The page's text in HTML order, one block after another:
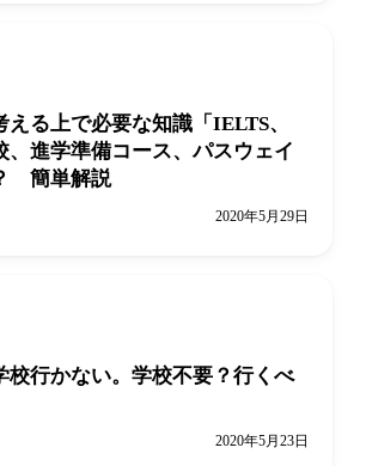
る上で必要な知識「IELTS、
、進学準備コース、パスウェイ
簡単解説
2020年5月29日
校行かない。学校不要？行くべ
2020年5月23日